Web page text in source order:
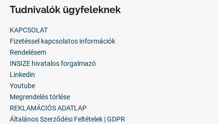
Tudnivalók ügyfeleknek
KAPCSOLAT
Fizetéssel kapcsolatos információk
Rendelésem
INSIZE hivatalos forgalmazó
Linkedin
Youtube
Megrendelés törlése
REKLAMÁCIÓS ADATLAP
Általános Szerződési Feltételek | GDPR